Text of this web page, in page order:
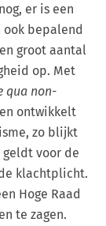
er is een
ook bepalend
groot aantal
op. Met
qua non-
ontwikkelt
zo blijkt
voor de
klachtplicht.
Hoge Raad
te zagen.